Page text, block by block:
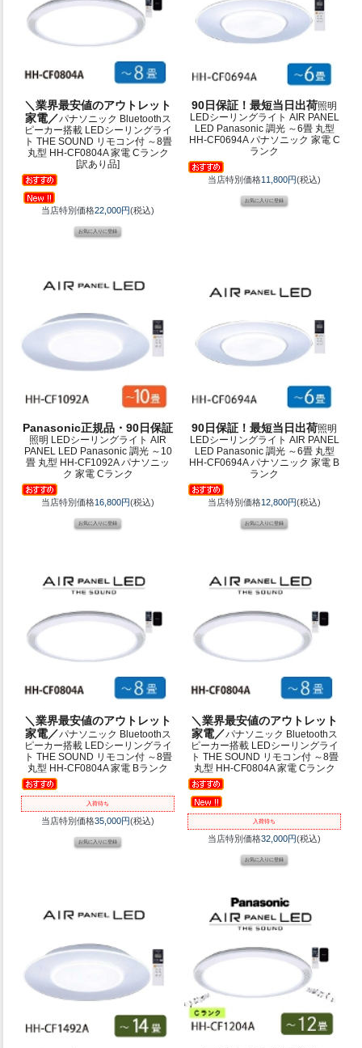
＼業界最安値のアウトレット
家電／パナソニック Bluetoothス
ピーカー搭載 LEDシーリングライ
ト THE SOUND リモコン付 ～8畳
丸型 HH-CF0804A 家電 Cランク
[訳あり品]
当店特別価格22,000円(税込)
90日保証！最短当日出荷照明
LEDシーリングライト AIR PANEL
LED Panasonic 調光 ～6畳 丸型
HH-CF0694A パナソニック 家電 C
ランク
当店特別価格11,800円(税込)
Panasonic正規品・90日保証
照明 LEDシーリングライト AIR
PANEL LED Panasonic 調光 ～10
畳 丸型 HH-CF1092A パナソニッ
ク 家電 Cランク
当店特別価格16,800円(税込)
90日保証！最短当日出荷照明
LEDシーリングライト AIR PANEL
LED Panasonic 調光 ～6畳 丸型
HH-CF0694A パナソニック 家電 B
ランク
当店特別価格12,800円(税込)
＼業界最安値のアウトレット
家電／パナソニック Bluetoothス
ピーカー搭載 LEDシーリングライ
ト THE SOUND リモコン付 ～8畳
丸型 HH-CF0804A 家電 Bランク
入荷待ち
当店特別価格35,000円(税込)
＼業界最安値のアウトレット
家電／パナソニック Bluetoothス
ピーカー搭載 LEDシーリングライ
ト THE SOUND リモコン付 ～8畳
丸型 HH-CF0804A 家電 Cランク
入荷待ち
当店特別価格32,000円(税込)